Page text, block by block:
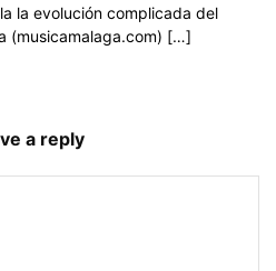
la evolución complicada del
(musicamalaga.com) […]
a reply